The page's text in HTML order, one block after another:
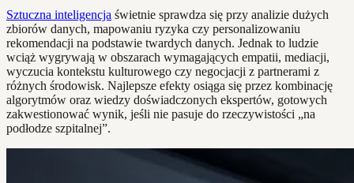
Sztuczna inteligencja świetnie sprawdza się przy analizie dużych
zbiorów danych, mapowaniu ryzyka czy personalizowaniu
rekomendacji na podstawie twardych danych. Jednak to ludzie
wciąż wygrywają w obszarach wymagających empatii, mediacji,
wyczucia kontekstu kulturowego czy negocjacji z partnerami z
różnych środowisk. Najlepsze efekty osiąga się przez kombinację
algorytmów oraz wiedzy doświadczonych ekspertów, gotowych
zakwestionować wynik, jeśli nie pasuje do rzeczywistości „na
podłodze szpitalnej”.